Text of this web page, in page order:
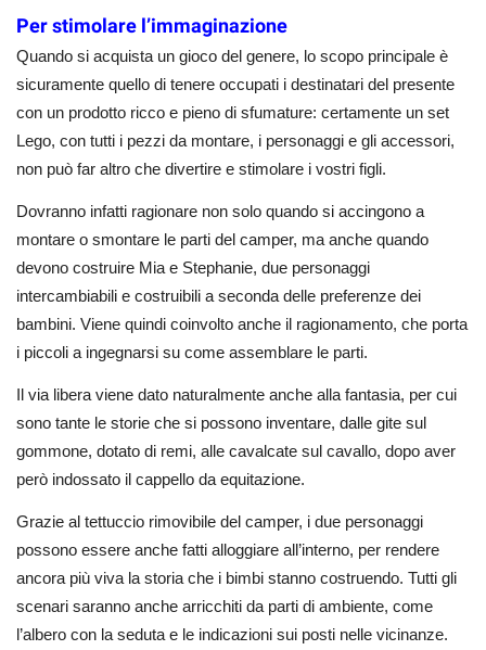
Per stimolare l’immaginazione
Quando si acquista un gioco del genere, lo scopo principale è
sicuramente quello di tenere occupati i destinatari del presente
con un prodotto ricco e pieno di sfumature: certamente un set
Lego, con tutti i pezzi da montare, i personaggi e gli accessori,
non può far altro che divertire e stimolare i vostri figli.
Dovranno infatti ragionare non solo quando si accingono a
montare o smontare le parti del camper, ma anche quando
devono costruire Mia e Stephanie, due personaggi
intercambiabili e costruibili a seconda delle preferenze dei
bambini. Viene quindi coinvolto anche il ragionamento, che porta
i piccoli a ingegnarsi su come assemblare le parti.
Il via libera viene dato naturalmente anche alla fantasia, per cui
sono tante le storie che si possono inventare, dalle gite sul
gommone, dotato di remi, alle cavalcate sul cavallo, dopo aver
però indossato il cappello da equitazione.
Grazie al tettuccio rimovibile del camper, i due personaggi
possono essere anche fatti alloggiare all’interno, per rendere
ancora più viva la storia che i bimbi stanno costruendo. Tutti gli
scenari saranno anche arricchiti da parti di ambiente, come
l’albero con la seduta e le indicazioni sui posti nelle vicinanze.